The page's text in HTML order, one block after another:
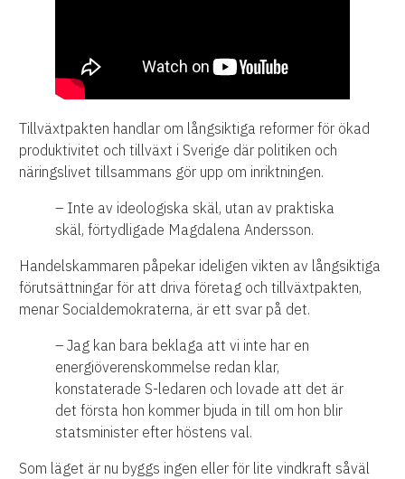
Tillväxtpakten handlar om långsiktiga reformer för ökad
produktivitet och tillväxt i Sverige där politiken och
näringslivet tillsammans gör upp om inriktningen.
– Inte av ideologiska skäl, utan av praktiska
skäl, förtydligade Magdalena Andersson.
Handelskammaren påpekar ideligen vikten av långsiktiga
förutsättningar för att driva företag och tillväxtpakten,
menar Socialdemokraterna, är ett svar på det.
– Jag kan bara beklaga att vi inte har en
energiöverenskommelse redan klar,
konstaterade S-ledaren och lovade att det är
det första hon kommer bjuda in till om hon blir
statsminister efter höstens val.
Som läget är nu byggs ingen eller för lite vindkraft såväl